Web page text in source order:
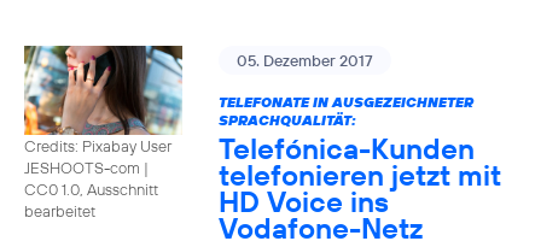
Credits: Pixabay User
JESHOOTS-com |
CC0 1.0, Ausschnitt
bearbeitet
05. Dezember 2017
TELEFONATE IN AUSGEZEICHNETER
SPRACHQUALITÄT:
Telefónica-Kunden
telefonieren jetzt mit
HD Voice ins
Vodafone-Netz